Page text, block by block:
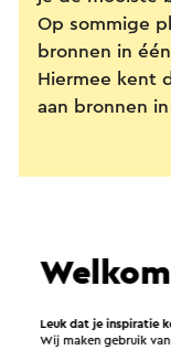
Op sommige
bronnen in
Hiermee kent
aan bronnen
Welkom
Leuk dat je inspiratie
Wij maken gebruik